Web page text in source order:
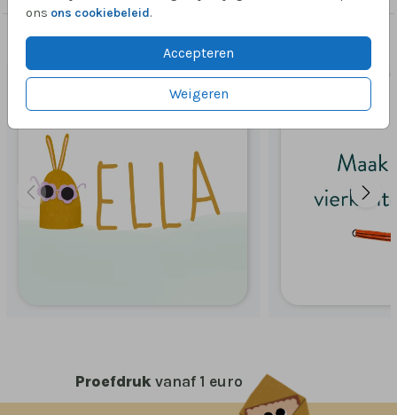
ons ons cookiebeleid.
Accepteren
Weigeren
Dit vind je misschien ook leuk
Proefdruk vanaf 1 euro